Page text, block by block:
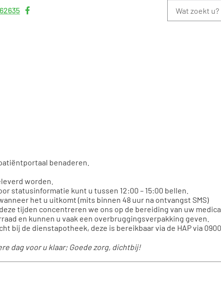
benaderen.
worden.
statusinformatie kunt u tussen 12:00 – 15:00 bellen.
het u uitkomt (mits binnen 48 uur na ontvangst SMS)
tijden concentreren we ons op de bereiding van uw
en kunnen u vaak een overbruggingsverpakking geven.
bij de dienstapotheek, deze is bereikbaar via de HAP via 0900
dag voor u klaar; Goede zorg, dichtbij!